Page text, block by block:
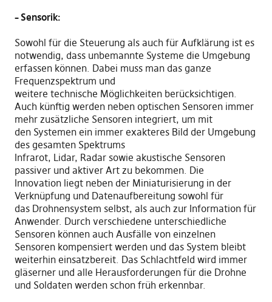
– Sensorik:
Sowohl für die Steuerung als auch für Aufklärung ist es
notwendig, dass unbemannte Systeme die Umgebung
erfassen können. Dabei muss man das ganze
Frequenzspektrum und
weitere technische Möglichkeiten berücksichtigen.
Auch künftig werden neben optischen Sensoren immer
mehr zusätzliche Sensoren integriert, um mit
denSystemen ein immer exakteres Bild der Umgebung
des gesamten Spektrums
Infrarot, Lidar, Radarsowie akustische Sensoren
passiver und aktiver Artzu bekommen. Die
Innovation liegtneben der Miniaturisierung in der
Verknüpfung und Datenaufbereitung sowohl für
das Drohnensystem selbst, als auch zur Information für
Anwender. Durch verschiedene unterschiedliche
Sensoren können auch Ausfälle von einzelnen
Sensoren kompensiert werden und das System bleibt
weiterhin einsatzbereit. Das Schlachtfeld wird immer
gläserner und alle Herausforderungen für die Drohne
und Soldaten werden schon früh erkennbar.